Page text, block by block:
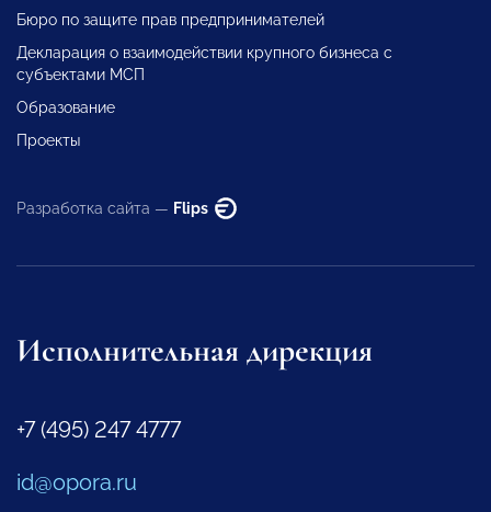
Бюро по защите прав предпринимателей
Декларация о взаимодействии крупного бизнеса с
субъектами МСП
Образование
Проекты
Разработка сайта — Flips
Исполнительная дирекция
+7 (495) 247 4777
id@opora.ru